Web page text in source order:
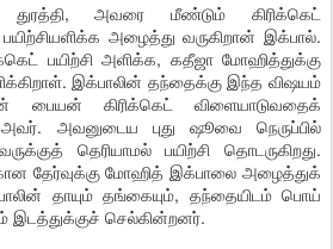
அவரை மீண்டும் கிரிக்கெட்
அழைத்து வருகிறான் இக்பால்.
பயிற்சி அளிக்க, கதீஜா மோஹித்துக்கு
இக்பாலின் தந்தைக்கு இந்த விஷயம்
பையன் கிரிக்கெட் விளையாடுவதைக்
அவர். அவனுடைய புது ஷூவை நெருப்பில்
தெரியாமல் பயிற்சி தொடருகிறது.
தேர்வுக்கு மோஹித் இக்பாலை அழைத்துக்
தாயும் தங்கையும், தந்தையிடம் பொய்
இடத்துக்குச் செல்கின்றனர்.